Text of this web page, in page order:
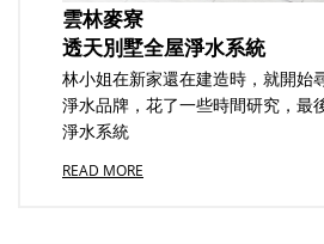
雲林麥寮
透天別墅全屋淨水系統
林小姐在新家還在建造時，就開始
淨水品牌，花了一些時間研究，最
淨水系統
READ MORE